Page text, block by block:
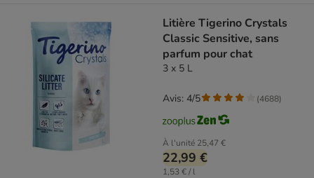
Litière Tigerino Crystals
Classic Sensitive, sans
parfum pour chat
3 x 5 L
À l'unité 25,47 €
22,99 €
1,53 € / l
Avis: 4/5 (4688)